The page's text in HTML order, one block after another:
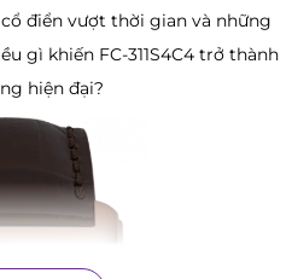
điển vượt thời gian và những
gì khiến FC-311S4C4 trở thành
hiện đại?